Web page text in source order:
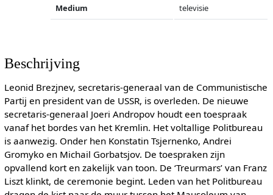
Medium televisie
Beschrijving
Leonid Brezjnev, secretaris-generaal van de Communistische
Partij en president van de USSR, is overleden. De nieuwe
secretaris-generaal Joeri Andropov houdt een toespraak
vanaf het bordes van het Kremlin. Het voltallige Politbureau
is aanwezig. Onder hen Konstatin Tsjernenko, Andrei
Gromyko en Michail Gorbatsjov. De toespraken zijn
opvallend kort en zakelijk van toon. De ‘Treurmars’ van Franz
Liszt klinkt, de ceremonie begint. Leden van het Politbureau